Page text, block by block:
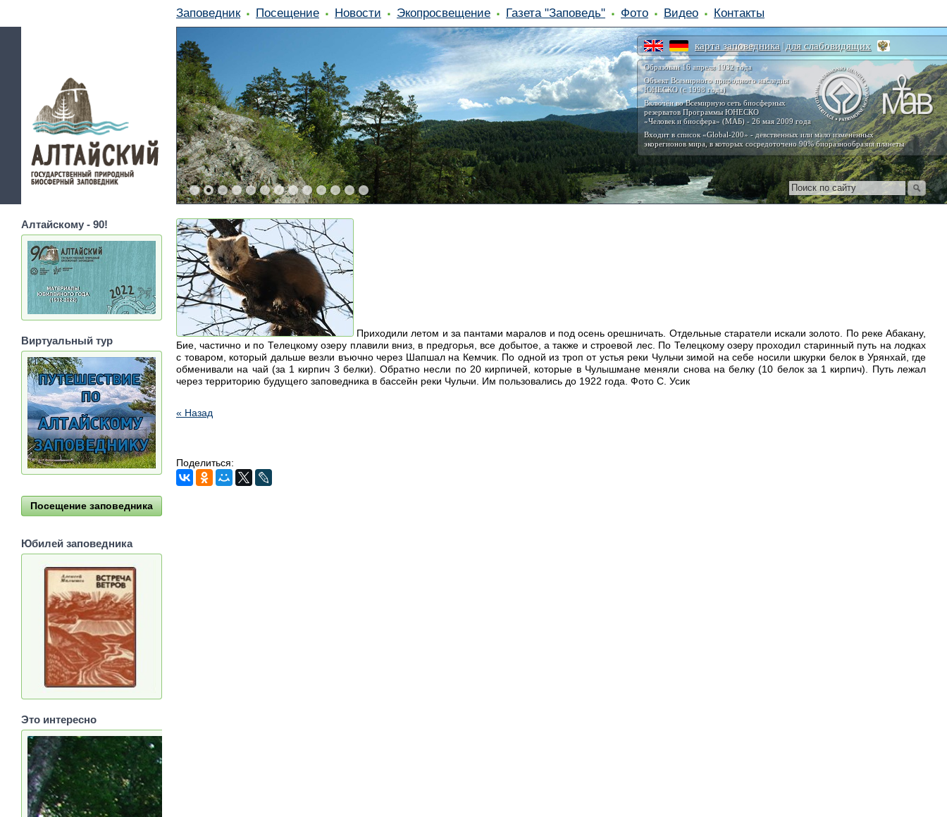
карта заповедника | для слабовидящих
Образован 16 апреля 1932 года
Объект Всемирного природного наследия
ЮНЕСКО (с 1998 года)
Включён во Всемирную сеть биосферных
резерватов Программы ЮНЕСКО
«Человек и биосфера» (МАБ) - 26 мая 2009 года
Входит в список «Global-200» - девственных или мало изменённых
экорегионов мира, в которых сосредоточено 90% биоразнообразия планеты
Заповедник Посещение Новости Экопросвещение Газета "Заповедь" Фото Видео Контакты
Приходили летом и за пантами маралов и под осень орешничать. Отдельные старатели искали золото. По реке Абакану,
Бие, частично и по Телецкому озеру плавили вниз, в предгорья, все добытое, а также и строевой лес. По Телецкому озеру проходил старинный путь на лодках
с товаром, который дальше везли въючно через Шапшал на Кемчик. По одной из троп от устья реки Чульчи зимой на себе носили шкурки белок в Урянхай, где
обменивали на чай (за 1 кирпич 3 белки). Обратно несли по 20 кирпичей, которые в Чулышмане меняли снова на белку (10 белок за 1 кирпич). Путь лежал
через территорию будущего заповедника в бассейн реки Чульчи. Им пользовались до 1922 года. Фото С. Усик
« Назад
Поделиться:
Алтайскому - 90!
Виртуальный тур
Посещение заповедника
Юбилей заповедника
Это интересно